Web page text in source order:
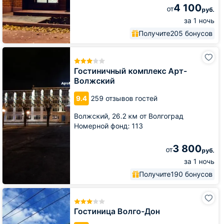
от4 100руб.
за 1 ночь
Получите205 бонусов
Гостиничный комплекс Арт-
Волжский
9.4 259 отзывов гостей
Волжский, 26.2 км от Волгоград
Номерной фонд: 113
от3 800руб.
за 1 ночь
Получите190 бонусов
Гостиничный
Гостиница Волго-Дон
Гостиница
Волго-
Дон